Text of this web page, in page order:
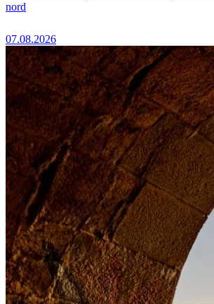
nord
07.08.2026